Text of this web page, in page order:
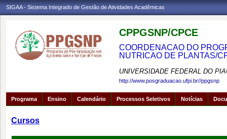
SIGAA - Sistema Integrado de Gestão de Atividades Acadêmicas
CPPGSNP/CPCE
COORDENACAO DO
NUTRICAO DE PLANTAS/
UNIVERSIDADE FEDERAL DO
http://www.posgraduacao.ufpi.br//ppgsnp
Programa Ensino Calendário Processos Seletivos Notícias
Cursos